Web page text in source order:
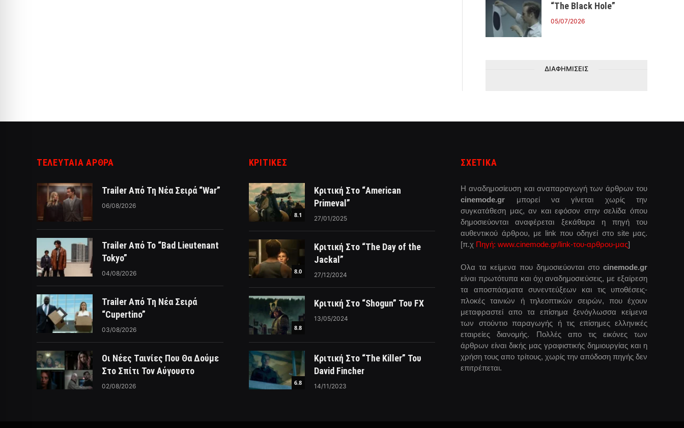
“The Black Hole”
05/07/2026
ΔΙΑΦΗΜΙΣΕΙΣ
ΤΕΛΕΥΤΑΙΑ ΑΡΘΡΑ
Trailer Από Τη Νέα Σειρά “War”
06/08/2026
Trailer Από Το “Bad Lieutenant
Tokyo”
04/08/2026
Trailer Από Τη Νέα Σειρά
“Cupertino”
03/08/2026
Οι Νέες Ταινίες Που Θα Δούμε
Στο Σπίτι Τον Αύγουστο
02/08/2026
ΚΡΙΤΙΚΈΣ
8.1
Κριτική Στο “American
Primeval”
27/01/2025
8.0
Κριτική Στο “The Day of the
Jackal”
27/12/2024
8.8
Κριτική Στο “Shogun” Του FX
13/05/2024
6.8
Κριτική Στο “The Killer” Του
David Fincher
14/11/2023
ΣΧΕΤΙΚΑ
Η αναδημοσίευση και αναπαραγωγή των άρθρων του
cinemode.gr μπορεί να γίνεται χωρίς την
συγκατάθεση μας, αν και εφόσον στην σελίδα όπου
δημοσιεύονται αναφέρεται ξεκάθαρα η πηγή του
αυθεντικού άρθρου, με link που οδηγεί στο site μας.
[π.χ Πηγή: www.cinemode.gr/link-του-αρθρου-μας]
Ολα τα κείμενα που δημοσιεύονται στο cinemode.gr
είναι πρωτότυπα και όχι αναδημοσιεύσεις, με εξαίρεση
τα αποσπάσματα συνεντεύξεων και τις υποθέσεις-
πλοκές ταινιών ή τηλεοπτικών σειρών, που έχουν
μεταφραστεί απο τα επίσημα ξενόγλωσσα κείμενα
των στούντιο παραγωγής ή τις επίσημες ελληνικές
εταιρείες διανομής. Πολλές απο τις εικόνες των
άρθρων είναι δικής μας γραφιστικής δημιουργίας και η
χρήση τους απο τρίτους, χωρίς την απόδοση πηγής δεν
επιτρέπεται.